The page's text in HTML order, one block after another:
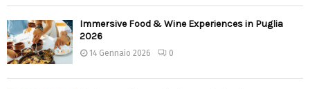
Immersive Food & Wine Experiences in Puglia
2026
14 Gennaio 2026 0